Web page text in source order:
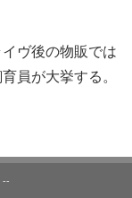
ヴ後の物販では
員が大挙する。
--